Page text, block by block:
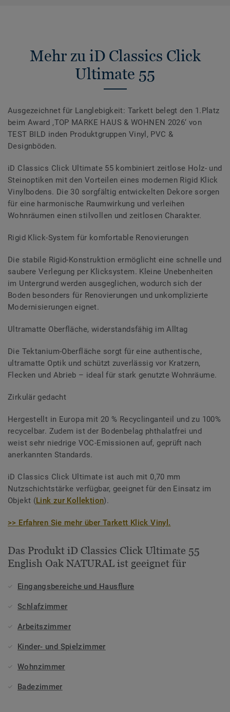
Mehr zu iD Classics Click
Ultimate 55
Ausgezeichnet für Langlebigkeit: Tarkett belegt den 1.Platz
beim Award ‚TOP MARKE HAUS & WOHNEN 2026‘ von
TEST BILD inden Produktgruppen Vinyl, PVC &
Designböden.
iD Classics Click Ultimate 55 kombiniert zeitlose Holz- und
Steinoptiken mit den Vorteilen eines modernen Rigid Klick
Vinylbodens. Die 30 sorgfältig entwickelten Dekore sorgen
für eine harmonische Raumwirkung und verleihen
Wohnräumen einen stilvollen und zeitlosen Charakter.
Rigid Klick-System für komfortable Renovierungen
Die stabile Rigid-Konstruktion ermöglicht eine schnelle und
saubere Verlegung per Klicksystem. Kleine Unebenheiten
im Untergrund werden ausgeglichen, wodurch sich der
Boden besonders für Renovierungen und unkomplizierte
Modernisierungen eignet.
Ultramatte Oberfläche, widerstandsfähig im Alltag
Die Tektanium-Oberfläche sorgt für eine authentische,
ultramatte Optik und schützt zuverlässig vor Kratzern,
Flecken und Abrieb – ideal für stark genutzte Wohnräume.
Zirkulär gedacht
Hergestellt in Europa mit 20 % Recyclinganteil und zu 100%
recycelbar. Zudem ist der Bodenbelag phthalatfrei und
weist sehr niedrige VOC-Emissionen auf, geprüft nach
anerkannten Standards.
iD Classics Click Ultimate ist auch mit 0,70 mm
Nutzschichtstärke verfügbar, geeignet für den Einsatz im
Objekt (Link zur Kollektion).
>> Erfahren Sie mehr über Tarkett Klick Vinyl.
Das Produkt iD Classics Click Ultimate 55
English Oak NATURAL ist geeignet für
Eingangsbereiche und Hausflure
Schlafzimmer
Arbeitszimmer
Kinder- und Spielzimmer
Wohnzimmer
Badezimmer